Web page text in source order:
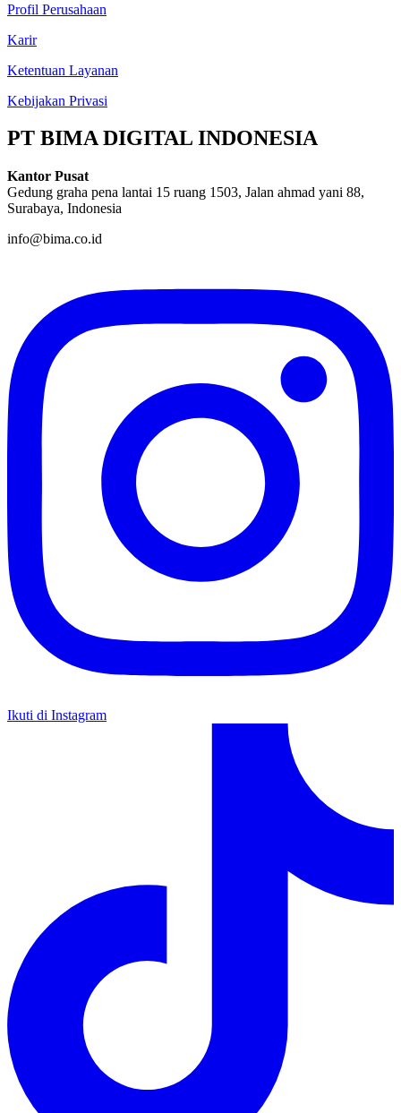
Profil Perusahaan
Karir
Ketentuan Layanan
Kebijakan Privasi
PT BIMA DIGITAL INDONESIA
Kantor Pusat
Gedung graha pena lantai 15 ruang 1503, Jalan ahmad yani 88,
Surabaya, Indonesia
info@bima.co.id
Ikuti di Instagram